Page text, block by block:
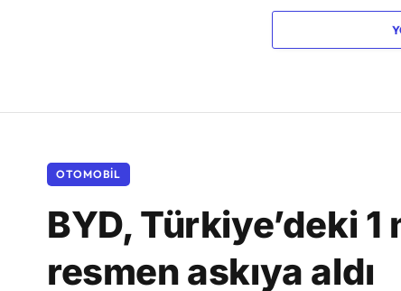
OTOMOBIL
BYD, Türkiye’deki 1
resmen askıya aldı